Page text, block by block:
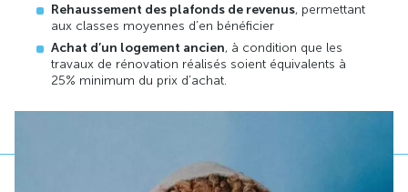
Rehaussement des plafonds de revenus, permettant
aux classes moyennes d’en bénéficier
Achat d’un logement ancien, à condition que les
travaux de rénovation réalisés soient équivalents à
25% minimum du prix d’achat.